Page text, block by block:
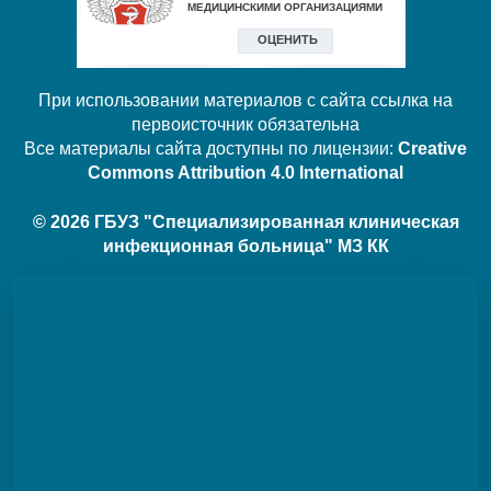
При использовании материалов с сайта ссылка на
первоисточник обязательна
Все материалы сайта доступны по лицензии: Creative
Commons Attribution 4.0 International
© 2026 ГБУЗ "Специализированная клиническая
инфекционная больница" МЗ КК